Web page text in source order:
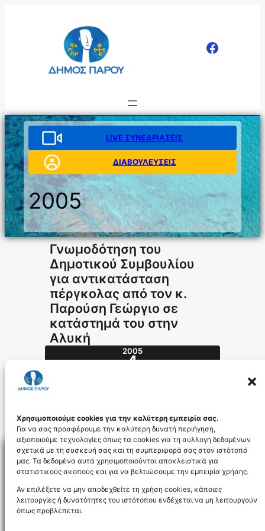
Χρησιμοποιούμε cookies για την καλύτερη εμπειρία σας.
Για να σας προσφέρουμε την καλύτερη δυνατή περιήγηση,
αξιοποιούμε τεχνολογίες όπως τα cookies για τη συλλογή δεδομένων
σχετικά με τη συσκευή σας και τη συμπεριφορά σας στον ιστότοπό
μας. Τα δεδομένα αυτά χρησιμοποιούνται αποκλειστικά για
στατιστικούς σκοπούς και για να βελτιώσουμε την εμπειρία χρήσης.
Αν επιλέξετε να μην αποδεχθείτε τη χρήση cookies, κάποιες
λειτουργίες ή δυνατότητες του ιστότοπου ενδέχεται να μη λειτουργούν
όπως προβλέπεται.
LIVE ΣΥΝΕΔΡΙΑΣΕΙΣ
ΔΙΑΒΟΥΛΕΥΣΕΙΣ
2005
Γνωμοδότηση του
Δημοτικού Συμβουλίου
για αντικατάσταση
πέργκολας από τον κ.
Παρούση Γεώργιο σε
κατάστημά του στην
Αλυκή
2005
4
337.2005_id204